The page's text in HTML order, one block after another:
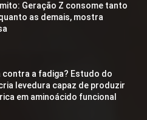
Geração Z consome tanto
as demais, mostra
contra a fadiga? Estudo do
levedura capaz de produzir
em aminoácido funcional